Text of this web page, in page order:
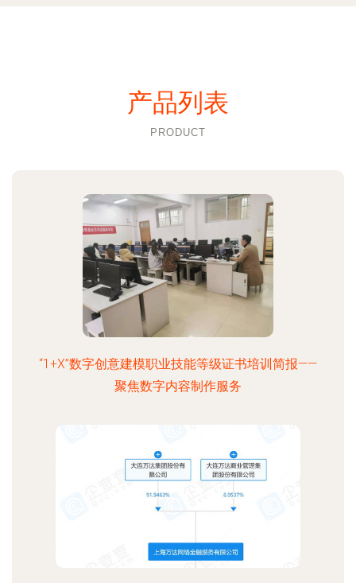
产品列表
PRODUCT
“1+X”数字创意建模职业技能等级证书培训简报——
聚焦数字内容制作服务